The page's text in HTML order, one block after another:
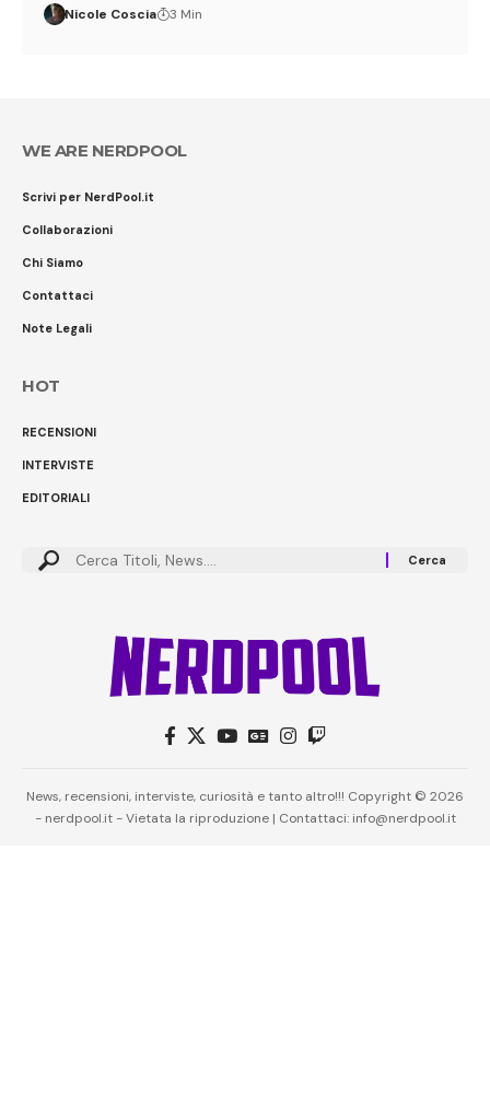
Nicole Coscia 3 Min
WE ARE NERDPOOL
Scrivi per NerdPool.it
Collaborazioni
Chi Siamo
Contattaci
Note Legali
HOT
RECENSIONI
INTERVISTE
EDITORIALI
News, recensioni, interviste, curiosità e tanto altro!!! Copyright © 2026
- nerdpool.it - Vietata la riproduzione | Contattaci: info@nerdpool.it